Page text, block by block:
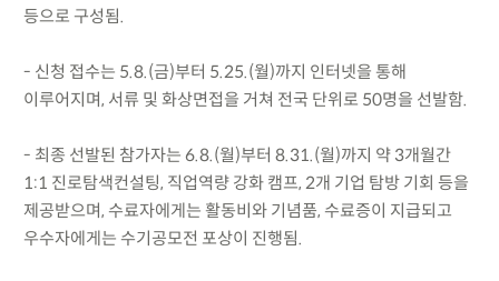
등으로 구성됨.
- 신청 접수는 5.8.(금)부터 5.25.(월)까지 인터넷을 통해
이루어지며, 서류 및 화상면접을 거쳐 전국 단위로 50명을 선발함.
- 최종 선발된 참가자는 6.8.(월)부터 8.31.(월)까지 약 3개월간
1:1 진로탐색컨설팅, 직업역량 강화 캠프, 2개 기업 탐방 기회 등을
제공받으며, 수료자에게는 활동비와 기념품, 수료증이 지급되고
우수자에게는 수기공모전 포상이 진행됨.